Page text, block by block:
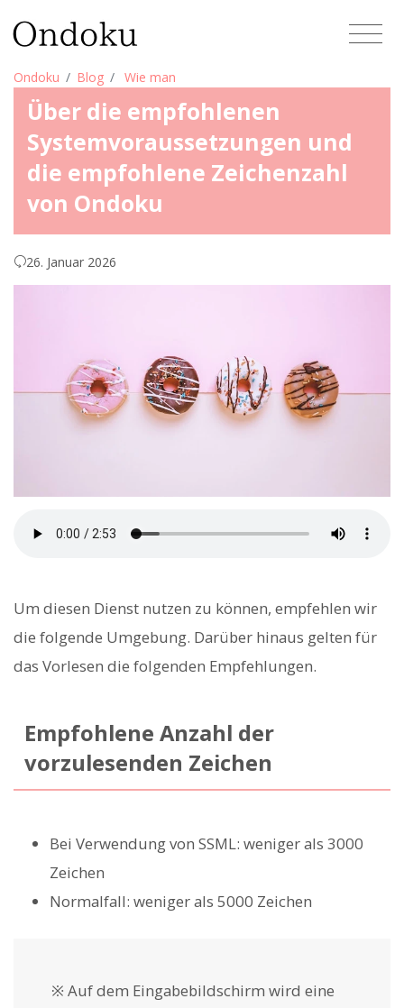
Ondoku Blog Wie man
Über die empfohlenen
Systemvoraussetzungen und
die empfohlene Zeichenzahl
von Ondoku
26. Januar 2026
Um diesen Dienst nutzen zu können, empfehlen wir
die folgende Umgebung. Darüber hinaus gelten für
das Vorlesen die folgenden Empfehlungen.
Empfohlene Anzahl der
vorzulesenden Zeichen
Bei Verwendung von SSML: weniger als 3000
Zeichen
Normalfall: weniger als 5000 Zeichen
※ Auf dem Eingabebildschirm wird eine